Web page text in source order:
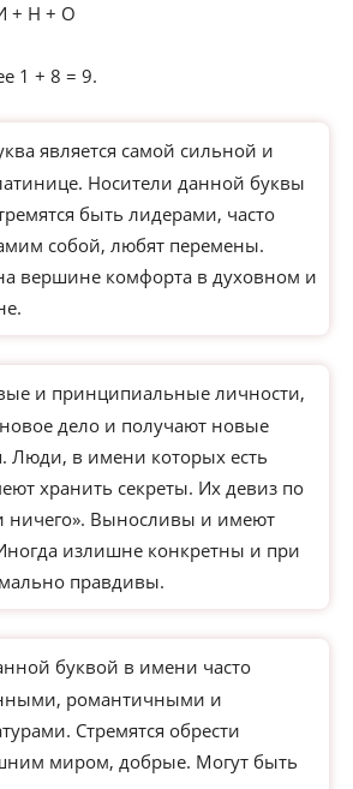
+ Н + О
1 + 8 = 9.
является самой сильной и
Носители данной буквы
быть лидерами, часто
собой, любят перемены.
вершине комфорта в духовном и
и принципиальные личности,
новое дело и получают новые
Люди, в имени которых есть
хранить секреты. Их девиз по
ничего». Выносливы и имеют
излишне конкретны и при
правдивы.
буквой в имени часто
романтичными и
Стремятся обрести
миром, добрые. Могут быть